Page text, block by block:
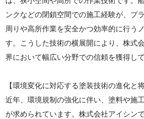
ンクなどの閉鎖空間での施工経験が、プ
周りや高所作業を安全かつ効率的に行う
す。こうした技術の横展開により、株式
界において幅広い分野での信頼を獲得し
【環境変化に対応する塗装技術の進化と
近年、環境規制の強化に伴い、塗料や施
が求められています。株式会社アイシン